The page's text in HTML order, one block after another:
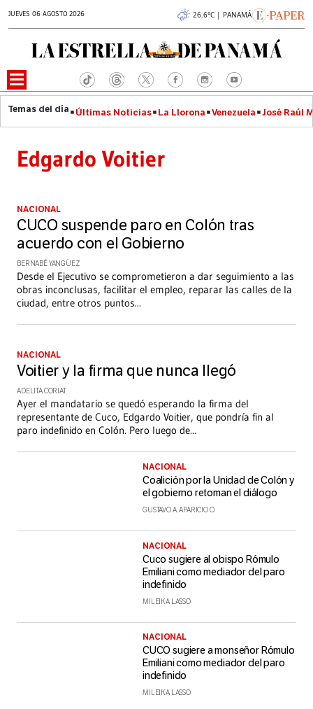
JUEVES 06 AGOSTO 2026 26.6°C | PANAMÁ
Últimas Noticias La Llorona Venezuela José Raúl
Edgardo Voitier
NACIONAL
CUCO suspende paro en Colón tras
acuerdo con el Gobierno
BERNABÉ YANGÜEZ
Desde el Ejecutivo se comprometieron a dar seguimiento a las
obras inconclusas, facilitar el empleo, reparar las calles de la
ciudad, entre otros puntos...
NACIONAL
Voitier y la firma que nunca llegó
ADELITA CORIAT
Ayer el mandatario se quedó esperando la firma del
representante de Cuco, Edgardo Voitier, que pondría fin al
paro indefinido en Colón. Pero luego de...
NACIONAL
Coalición por la Unidad de Colón y
el gobierno retoman el diálogo
GUSTAVO A. APARICIO O.
NACIONAL
Cuco sugiere al obispo Rómulo
Emiliani como mediador del paro
indefinido
MILEIKA LASSO
NACIONAL
CUCO sugiere a monseñor Rómulo
Emiliani como mediador del paro
indefinido
MILEIKA LASSO